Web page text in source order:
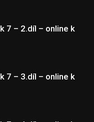
7 – 2.díl – online k
7 – 3.díl – online k